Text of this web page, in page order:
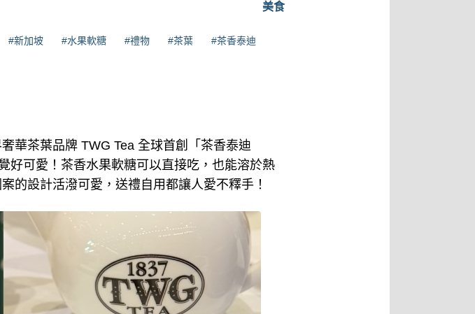
美食
#新加坡 #水果軟糖 #禮物 #茶葉
#茶香泰迪
華茶葉品牌 TWG Tea 全球首創「茶香泰迪
好可愛！茶香水果軟糖可以直接吃，也能溶於熱
的設計活潑可愛，送禮自用都讓人愛不釋手！